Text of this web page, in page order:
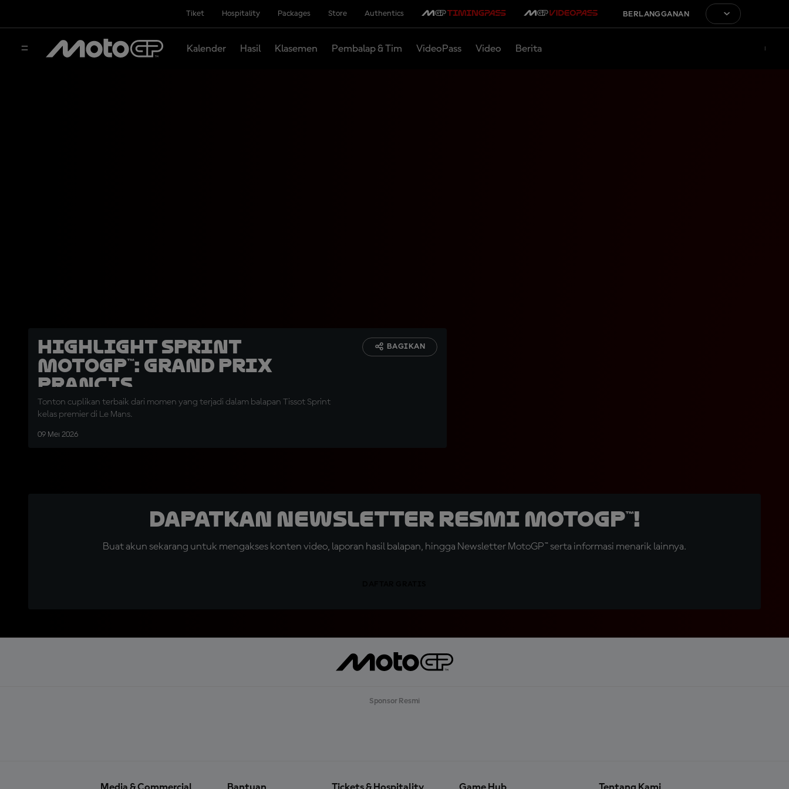
Tiket Hospitality Packages Store Authentics BERLANGGANAN
Kalender Hasil Klasemen Pembalap & Tim VideoPass Video Berita
Highlight Sprint
MotoGP™: Grand Prix
Prancis
Tonton cuplikan terbaik dari momen yang terjadi dalam balapan Tissot Sprint
kelas premier di Le Mans.
09 Mei 2026
BAGIKAN
Dapatkan Newsletter Resmi MotoGP™!
Buat akun sekarang untuk mengakses konten video, laporan hasil balapan, hingga Newsletter MotoGP™ serta informasi menarik lainnya.
Sponsor Resmi